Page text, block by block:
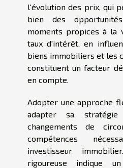
l'évolution des prix, qui
bien des
moments propices à la
taux d'intérêt, en
biens immobiliers et les
constituent un facteur
en compte.
Adopter une approche
adapter sa
changements de
compétences
investisseur
rigoureuse indique